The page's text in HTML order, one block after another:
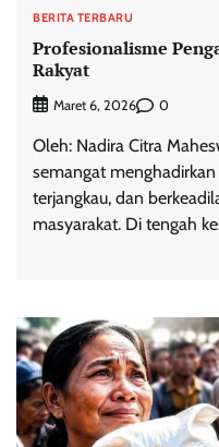
BERITA TERBARU
Profesionalisme
Rakyat
Maret 6, 2026 0
Oleh: Nadira Citra
semangat
terjangkau, dan
masyarakat. Di tengah